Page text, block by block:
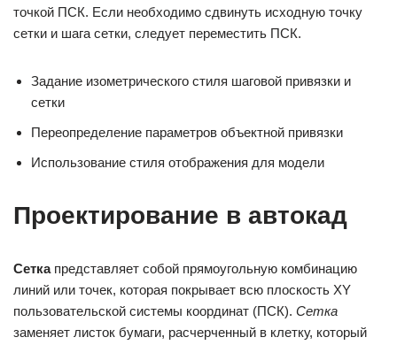
точкой ПСК. Если необходимо сдвинуть исходную точку
сетки и шага сетки, следует переместить ПСК.
Задание изометрического стиля шаговой привязки и
сетки
Переопределение параметров объектной привязки
Использование стиля отображения для модели
Проектирование в автокад
Сеткапредставляет собой прямоугольную комбинацию
линий или точек, которая покрывает всю плоскость XY
пользовательской системы координат (ПСК). Сетка
заменяет листок бумаги, расчерченный в клетку, который